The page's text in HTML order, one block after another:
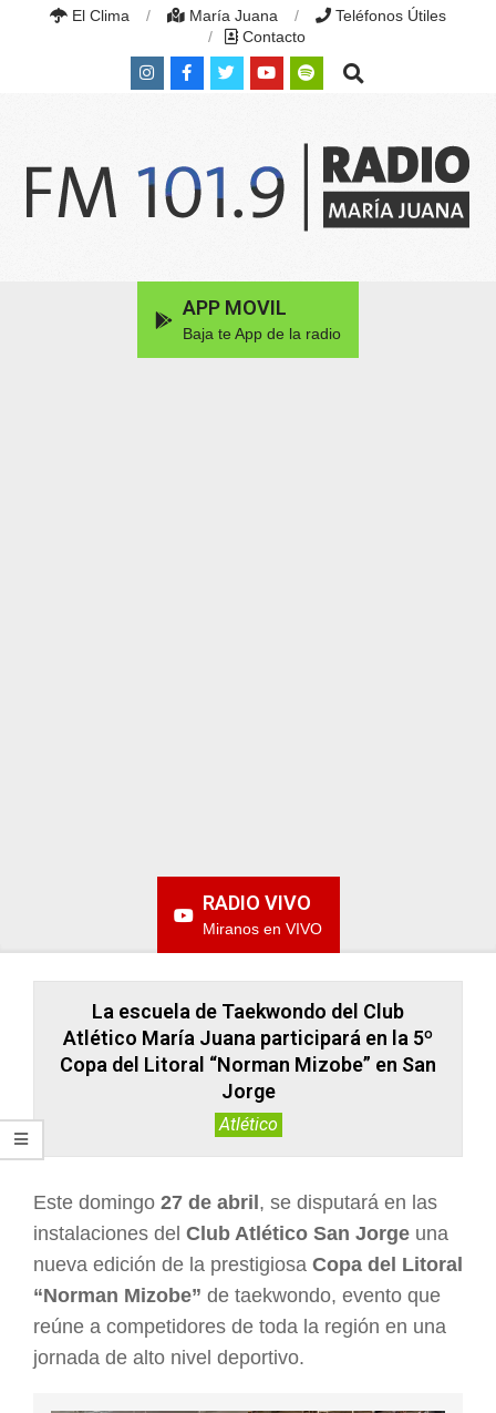
El Clima María Juana
Teléfonos Útiles
Contacto
Search
APP MOVIL
Baja te App de la radio
RADIO VIVO
Miranos en VIVO
La escuela de Taekwondo del Club
Atlético María Juana participará en la 5º
Copa del Litoral “Norman Mizobe” en San
Jorge
Atlético
Este domingo 27 de abril, se disputará en las
instalaciones del Club Atlético San Jorge una
nueva edición de la prestigiosa Copa del Litoral
“Norman Mizobe” de taekwondo, evento que
reúne a competidores de toda la región en una
jornada de alto nivel deportivo.